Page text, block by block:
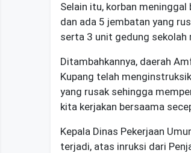
Selain itu, korban
dan ada 5 jembatan yang
serta 3 unit gedung sekolah
Ditambahkannya, daerah
Kupang telah
yang rusak sehingga
kita kerjakan bersaama
Kepala Dinas Pekerjaan
terjadi, atas inruksi dari